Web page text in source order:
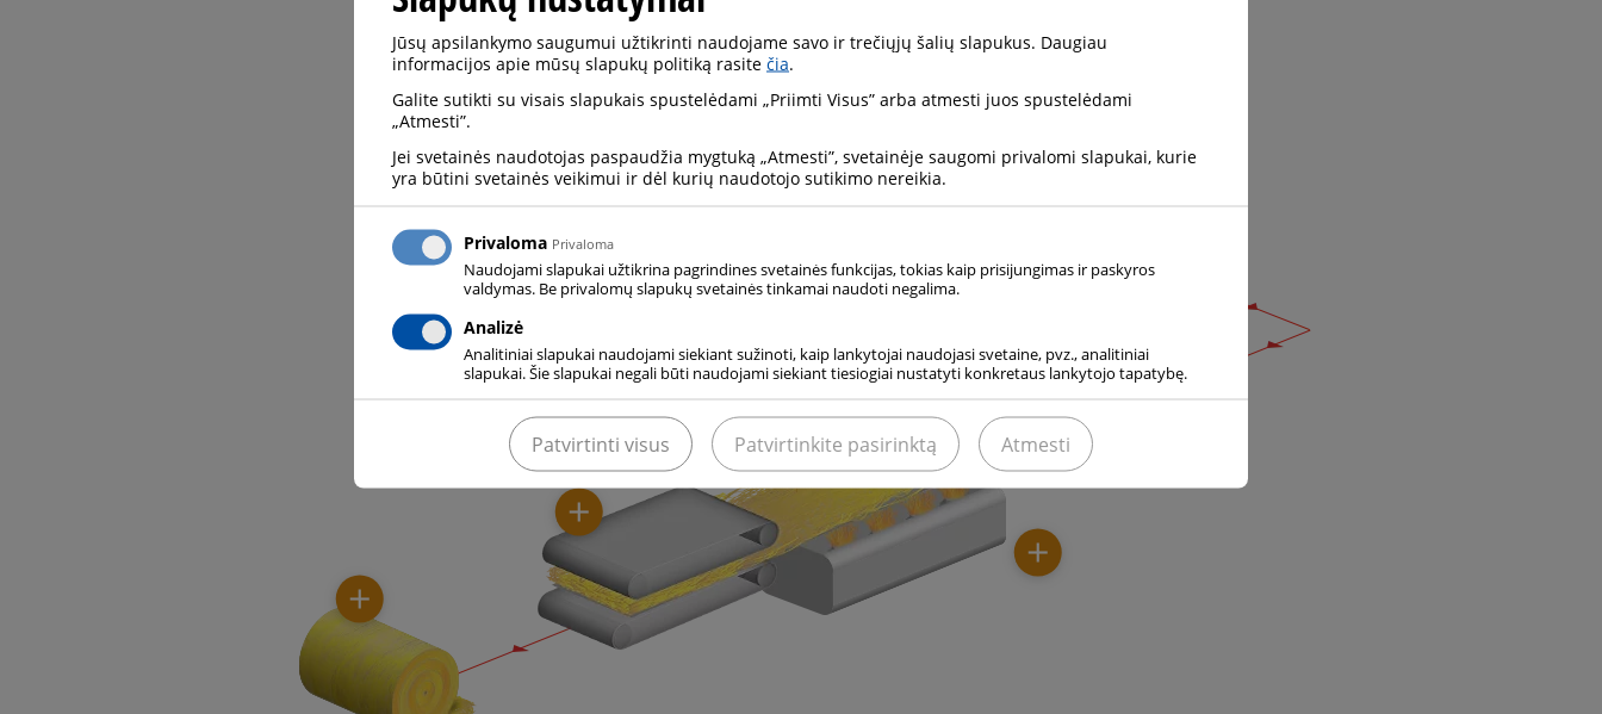
Jūsų apsilankymo saugumui užtikrinti naudojame savo ir trečiųjų šalių slapukus. Daugiau
informacijos apie mūsų slapukų politiką rasite čia.
Galite sutikti su visais slapukais spustelėdami „Priimti Visus” arba atmesti juos spustelėdami
„Atmesti”.
Jei svetainės naudotojas paspaudžia mygtuką „Atmesti”, svetainėje saugomi privalomi slapukai, kurie
yra būtini svetainės veikimui ir dėl kurių naudotojo sutikimo nereikia.
Privaloma Privaloma
Naudojami slapukai užtikrina pagrindines svetainės funkcijas, tokias kaip prisijungimas ir paskyros
valdymas. Be privalomų slapukų svetainės tinkamai naudoti negalima.
Analizė
Analitiniai slapukai naudojami siekiant sužinoti, kaip lankytojai naudojasi svetaine, pvz., analitiniai
slapukai. Šie slapukai negali būti naudojami siekiant tiesiogiai nustatyti konkretaus lankytojo tapatybę.
Atmesti
Patvirtinkite pasirinktą
Patvirtinti visus